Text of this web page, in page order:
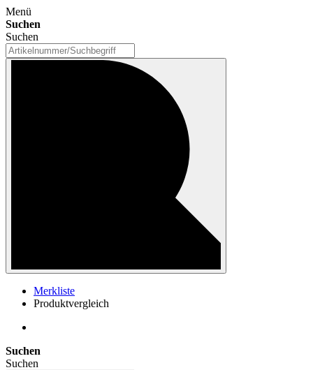
Menü
Suchen
Suchen
Merkliste
Produktvergleich
Suchen
Suchen